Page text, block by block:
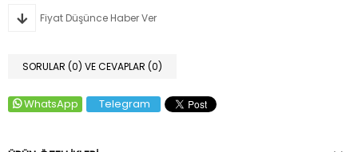
Fiyat Düşünce Haber Ver
SORULAR (0) VE CEVAPLAR (0)
WhatsApp Telegram